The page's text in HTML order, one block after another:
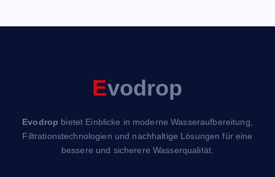
Evodrop
Evodrop bietet Einblicke in moderne Wasseraufbereitung,
Filtrationstechnologien und nachhaltige Lösungen für eine
bessere und sicherere Wasserqualität.